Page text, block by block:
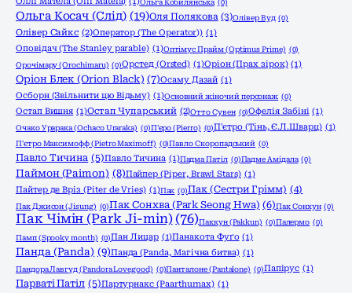
Ольга Кобилянська (0)
Ольга Косач (Слід) (19)Оля Полякова (3)Олівер Вуд (0)
Олівер Сайкс (2)Оператор (The Operator)) (1)
Оповідач (The Stanley parable) (1)Оптімус Прайм (Optimus Prime) (0)
Орочімару (Orochimaru) (0)Орстед (Orsted) (1)Оріон (Прах зірок) (1)
Оріон Блек (Orion Black) (7)Осаму Дазай (1)
Осборн (Звільнити цю Відьму) (1)Основний жіночий персонаж (0)
Остап Вишня (1)Остап Чупарський (2)Отто Сувен (0)Офелія Забіні (1)
Очако Урарака (Ochaco Uraraka) (0)П'єро (Pierro) (0)П'єтро (Тінь, Є.Л.Шварц) (1)
П'єтро Максимофф (Pietro Maximoff) (0)Павло Скоропадський (0)
Павло Тичина (5)Павло Тичина (1)Падма Патіл (0)Падме Амідала (0)
Паймон (Paimon) (8)Пайпер (Piper, Brawl Stars) (1)
Пайтер де Вріз (Piter de Vries) (1)Пак (0)Пак (Сестри Грімм) (4)
Пак Джисон (Jisung) (0)Пак Сонхва (Park Seong Hwa) (6)Пак Сонхун (0)
Пак Чімін (Park Ji-min) (76)Паккун (Pakkun) (0)Палермо (0)
Памп (Spooky month) (0)Пан Лицар (1)Панакота Фуґо (1)
Панда (Panda) (9)Панда (Panda, Магічна битва) (1)
Пандора Лавгуд (Pandora Lovegood) (0)Панталоне (Pantalone) (0)Папірус (1)
Парваті Патіл (5)Партурнакс (Paarthurnax) (1)